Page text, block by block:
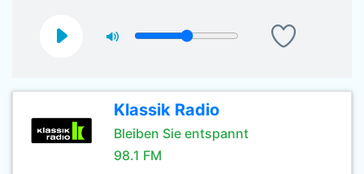
Klassik Radio
Bleiben Sie entspannt
98.1 FM